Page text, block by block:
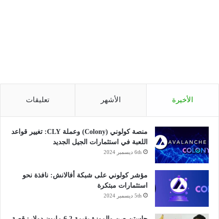
الأخيرة الأشهر تعليقات
منصة كولوني (Colony) وعملة CLY: تغيير قواعد
اللعبة في استثمارات الجيل الجديد
6th ديسمبر 2024
مؤشر كولوني على شبكة أفالانش: نافذة نحو
استثمارات مبتكرة
5th ديسمبر 2024